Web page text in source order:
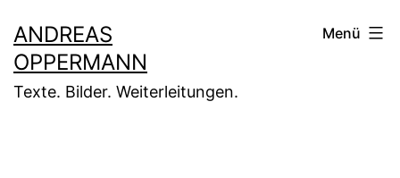
Inhalt
springen
ANDREAS
OPPERMANN
Texte. Bilder. Weiterleitungen.
Menü